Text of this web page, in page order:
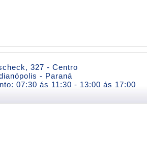
327 - Centro
- Paraná
07:30 ás 11:30 - 13:00 ás 17:00